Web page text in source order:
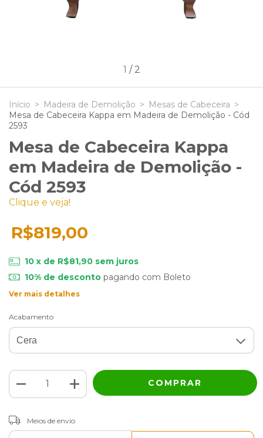
1 / 2
Início > Madeira de Demolição > Mesas de Cabeceira >
Mesa de Cabeceira Kappa em Madeira de Demolição - Cód
2593
Mesa de Cabeceira Kappa
em Madeira de Demolição -
Cód 2593
Clique e veja!
R$819,00
10 x de R$81,90 sem juros
10% de descontopagando com Boleto
Ver mais detalhes
Acabamento
Entregas para o CEP:
Meios de envio